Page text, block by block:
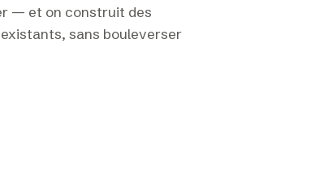
— et on construit des
sans bouleverser